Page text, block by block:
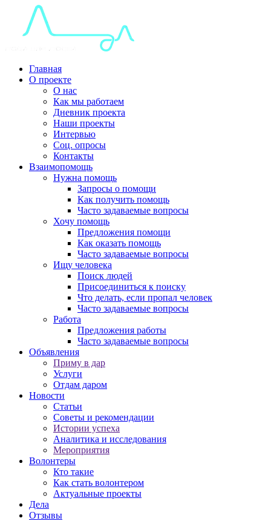
Главная
О проекте
О нас
Как мы работаем
Дневник проекта
Наши проекты
Интервью
Соц. опросы
Контакты
Взаимопомощь
Нужна помощь
Запросы о помощи
Как получить помощь
Часто задаваемые вопросы
Хочу помощь
Предложения помощи
Как оказать помощь
Часто задаваемые вопросы
Ищу человека
Поиск людей
Присоединиться к поиску
Что делать, если пропал человек
Часто задаваемые вопросы
Работа
Предложения работы
Часто задаваемые вопросы
Объявления
Приму в дар
Услуги
Отдам даром
Новости
Статьи
Советы и рекомендации
Истории успеха
Аналитика и исследования
Мероприятия
Волонтеры
Кто такие
Как стать волонтером
Актуальные проекты
Дела
Отзывы